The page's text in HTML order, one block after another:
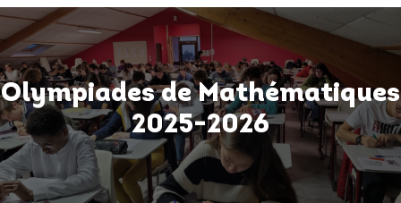
Olympiades de Mathématiques
2025-2026